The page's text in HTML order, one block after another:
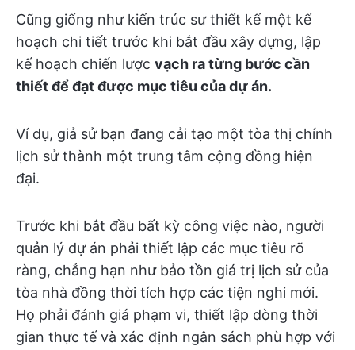
Cũng giống như kiến trúc sư thiết kế một kế
hoạch chi tiết trước khi bắt đầu xây dựng, lập
kế hoạch chiến lược vạch ra từng bước cần
thiết để đạt được mục tiêu của dự án.
Ví dụ, giả sử bạn đang cải tạo một tòa thị chính
lịch sử thành một trung tâm cộng đồng hiện
đại.
Trước khi bắt đầu bất kỳ công việc nào, người
quản lý dự án phải thiết lập các mục tiêu rõ
ràng, chẳng hạn như bảo tồn giá trị lịch sử của
tòa nhà đồng thời tích hợp các tiện nghi mới.
Họ phải đánh giá phạm vi, thiết lập dòng thời
gian thực tế và xác định ngân sách phù hợp với